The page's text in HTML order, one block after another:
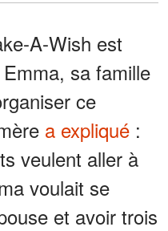
A-Wish est
sa famille
ce
a expliqué :
veulent aller à
voulait se
et avoir trois